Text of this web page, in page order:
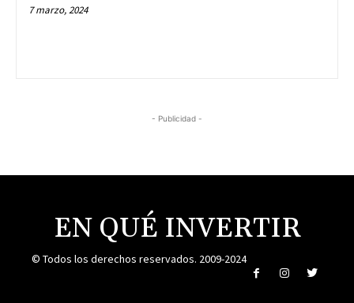
7 marzo, 2024
- Publicidad -
EN QUÉ INVERTIR
© Todos los derechos reservados. 2009-2024